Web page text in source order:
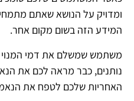
ומדויק על הנושא שאתם
המידע הזה בשום מקום אחר.
משתמש שמשלם את דמי
נותנים, כבר מראה לכם את
האחריות שלכם לטפח את